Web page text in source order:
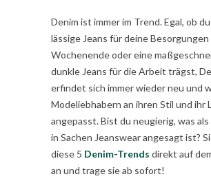
Denim ist immer im Trend. Egal, ob
lässige Jeans für deine Besorgungen
Wochenende oder eine
dunkle Jeans für die Arbeit trägst,
erfindet sich immer wieder neu und
Modeliebhabern an ihren Stil und ihr
angepasst. Bist du neugierig, was
in Sachen Jeanswear angesagt ist?
diese 5 Denim-Trends direkt auf
an und trage sie ab sofort!